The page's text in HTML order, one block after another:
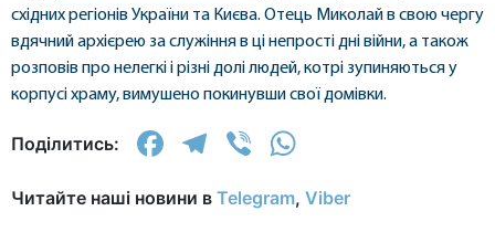
східних регіонів України та Києва. Отець Миколай в свою чергу
вдячний архієрею за служіння в ці непрості дні війни, а також
розповів про нелегкі і різні долі людей, котрі зупиняються у
корпусі храму, вимушено покинувши свої домівки.
Поділитись: Facebook
Telegram
Viber
Читайте наші новини в Telegram, Viber